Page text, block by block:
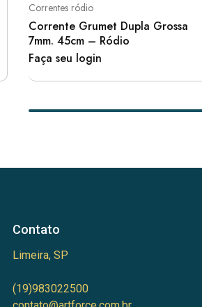
Correntes ródio
Corrente Grumet Dupla Grossa
7mm. 45cm – Ródio
Faça seu login
Contato
Limeira, SP
(19)983022500